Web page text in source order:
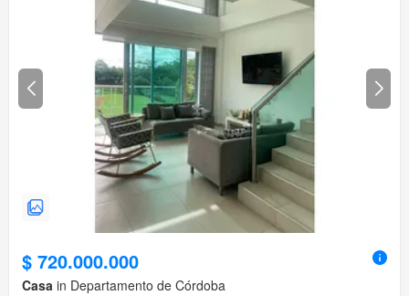
$ 720.000.000
Casa in Departamento de Córdoba